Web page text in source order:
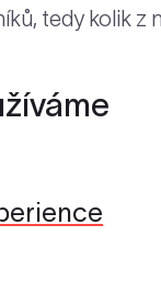
tedy kolik z